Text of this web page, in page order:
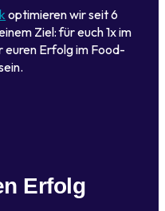
optimieren wir seit 6
Ziel: für euch 1x im
Erfolg im Food-
Erfolg